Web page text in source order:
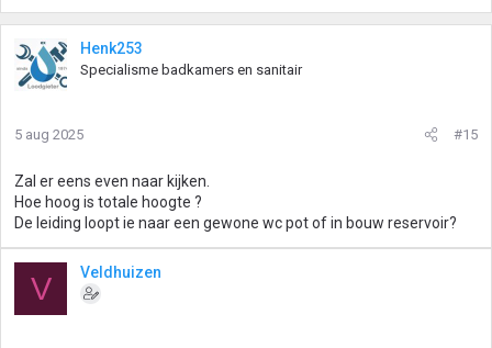
a
r
d
e
n
e
n
:
Henk253
Specialisme badkamers en sanitair
5 aug 2025 #15
Zal er eens even naar kijken.
Hoe hoog is totale hoogte ?
De leiding loopt ie naar een gewone wc pot of in bouw reservoir?
V Veldhuizen